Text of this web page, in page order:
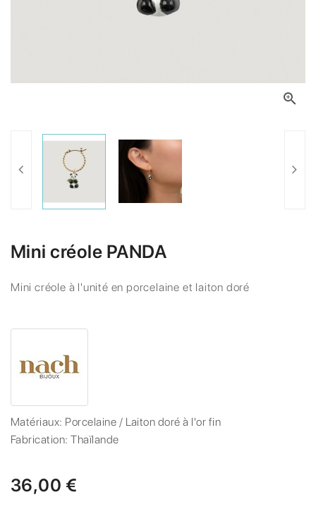

Mini créole PANDA
Mini créole à l'unité en porcelaine et laiton doré
Matériaux: Porcelaine / Laiton doré à l'or fin
Fabrication:Thaïlande
36,00 €